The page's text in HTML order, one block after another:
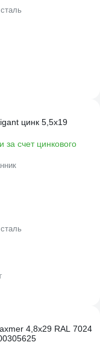
цинк 5,5x19
за счет цинкового
4,8x29 RAL 7024